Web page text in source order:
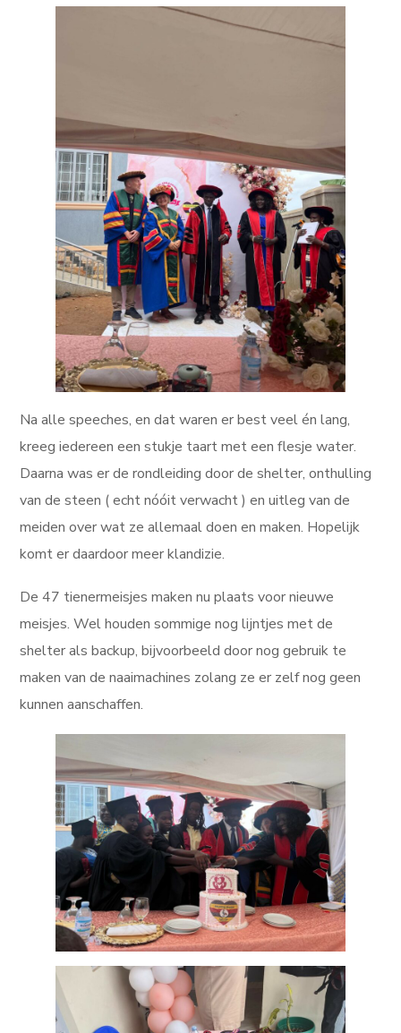
Na alle speeches, en dat waren er best veel én lang,
kreeg iedereen een stukje taart met een flesje water.
Daarna was er de rondleiding door de shelter, onthulling
van de steen ( echt nóóit verwacht ) en uitleg van de
meiden over wat ze allemaal doen en maken. Hopelijk
komt er daardoor meer klandizie.
De 47 tienermeisjes maken nu plaats voor nieuwe
meisjes. Wel houden sommige nog lijntjes met de
shelter als backup, bijvoorbeeld door nog gebruik te
maken van de naaimachines zolang ze er zelf nog geen
kunnen aanschaffen.